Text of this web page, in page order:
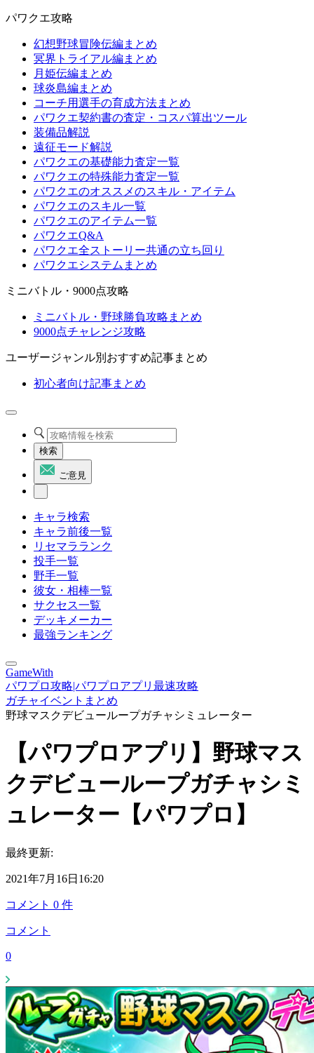
パワクエ攻略
幻想野球冒険伝編まとめ
冥界トライアル編まとめ
月姫伝編まとめ
球炎島編まとめ
コーチ用選手の育成方法まとめ
パワクエ契約書の査定・コスパ算出ツール
装備品解説
遠征モード解説
パワクエの基礎能力査定一覧
パワクエの特殊能力査定一覧
パワクエのオススメのスキル・アイテム
パワクエのスキル一覧
パワクエのアイテム一覧
パワクエQ&A
パワクエ全ストーリー共通の立ち回り
パワクエシステムまとめ
ミニバトル・9000点攻略
ミニバトル・野球勝負攻略まとめ
9000点チャレンジ攻略
ユーザージャンル別おすすめ記事まとめ
初心者向け記事まとめ
検索
ご意見
キャラ検索
キャラ前後一覧
リセマラランク
投手一覧
野手一覧
彼女・相棒一覧
サクセス一覧
デッキメーカー
最強ランキング
GameWith
パワプロ攻略|パワプロアプリ最速攻略
ガチャイベントまとめ
野球マスクデビューループガチャシミュレーター
【パワプロアプリ】野球マス
クデビューループガチャシミ
ュレーター【パワプロ】
最終更新:
2021年7月16日16:20
コメント 0 件
コメント
0